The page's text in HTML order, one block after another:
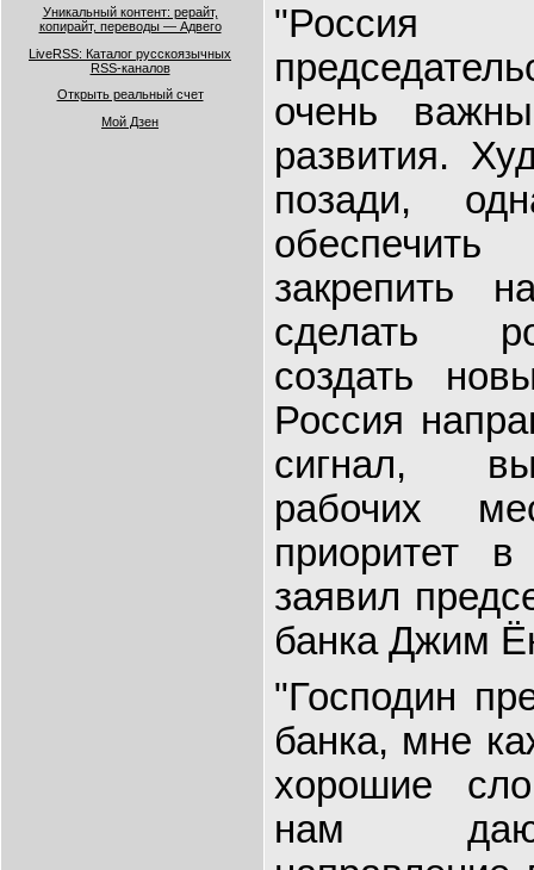
Уникальный контент: рерайт,
копирайт, переводы — Адвего
LiveRSS: Каталог русскоязычных
RSS-каналов
Открыть реальный счет
Мой Дзен
очень
развития.
позади,
закрепить
сделать
создать
Россия
сигнал,
рабочих
приоритет
заявил
банка Джим
"Господин
банка, мне
хорошие
нам